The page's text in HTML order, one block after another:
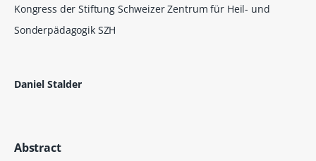
Kongress der Stiftung Schweizer Zentrum für Heil- und
Sonderpädagogik SZH
Daniel Stalder
Abstract